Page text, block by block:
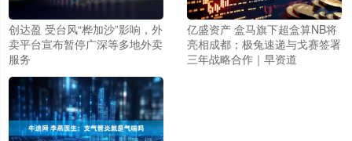
创达盈 受台风“桦加沙”影响，外
卖平台宣布暂停广深等多地外卖
服务
亿盛资产 盒马旗下超盒算NB将
亮相成都；极兔速递与戈赛签署
三年战略合作｜早资道